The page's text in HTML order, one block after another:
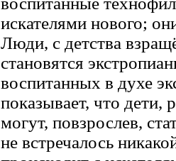
искателями нового;
Люди, с детства
становятся
воспитанных в духе
показывает, что дети,
могут, повзрослев,
не встречалось